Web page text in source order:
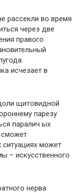
рассекли во время
через две
правого
исчезает в
щитовидной
парезу
паралич ых
сможет
может
– искусственного
нерва